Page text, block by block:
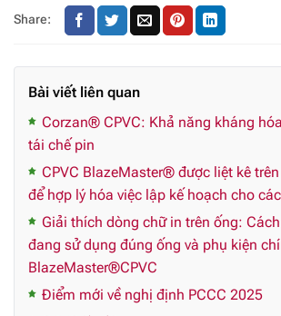
Share:
Bài viết liên quan
Corzan® CPVC: Khả năng kháng
tái chế pin
CPVC BlazeMaster® được liệt kê
để hợp lý hóa việc lập kế hoạch cho
Giải thích dòng chữ in trên ống:
đang sử dụng đúng ống và phụ kiện
BlazeMaster®CPVC
Điểm mới về nghị định PCCC 2025